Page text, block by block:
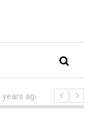
- Simof 2023 -